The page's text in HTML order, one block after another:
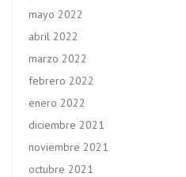
mayo 2022
abril 2022
marzo 2022
febrero 2022
enero 2022
diciembre 2021
noviembre 2021
octubre 2021